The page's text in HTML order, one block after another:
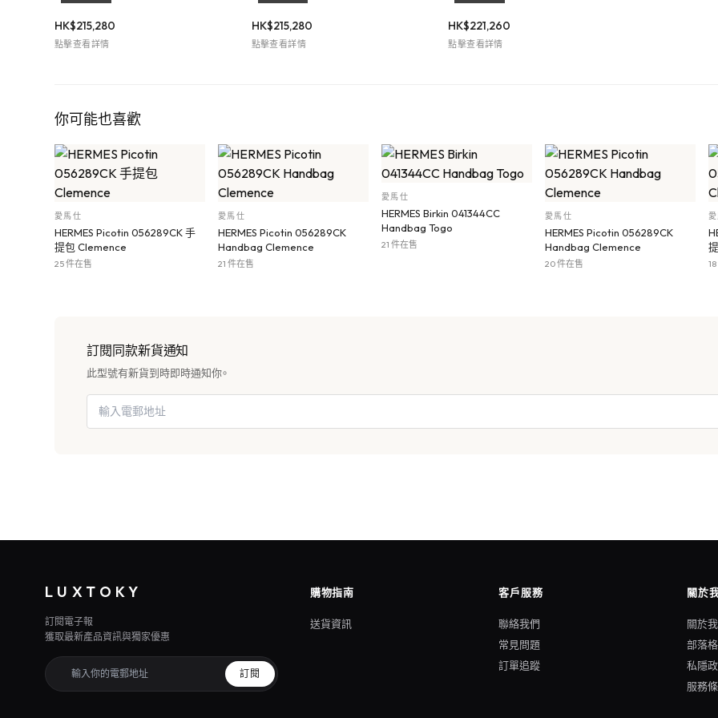
HK$215,280
點擊查看詳情
HK$215,280
點擊查看詳情
HK$221,260
點擊查看詳情
你可能也喜歡
愛馬仕
HERMES Picotin 056289CK 手
提包 Clemence
25 件在售
愛馬仕
HERMES Picotin 056289CK
Handbag Clemence
21 件在售
愛馬仕
HERMES Birkin 041344CC
Handbag Togo
21 件在售
愛馬仕
HERMES Picotin 056289CK
Handbag Clemence
20 件在售
訂閱同款新貨通知
此型號有新貨到時即時通知你。
LUXTOKY
訂閱電子報
獲取最新產品資訊與獨家優惠
訂閱
購物指南
送貨資訊
客戶服務
聯絡我們
常見問題
訂單追蹤
關於
關於
部落格
私隱
服務